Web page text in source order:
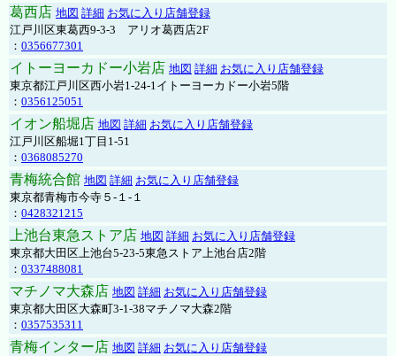
葛西店 地図 詳細 お気に入り店舗登録
江戸川区東葛西9-3-3 アリオ葛西店2F
： 0356677301
イトーヨーカドー小岩店 地図 詳細 お気に入り店舗登録
東京都江戸川区西小岩1-24-1イトーヨーカドー小岩5階
： 0356125051
イオン船堀店 地図 詳細 お気に入り店舗登録
江戸川区船堀1丁目1-51
： 0368085270
青梅統合館 地図 詳細 お気に入り店舗登録
東京都青梅市今寺５-１-１
： 0428321215
上池台東急ストア店 地図 詳細 お気に入り店舗登録
東京都大田区上池台5-23-5東急ストア上池台店2階
： 0337488081
マチノマ大森店 地図 詳細 お気に入り店舗登録
東京都大田区大森町3-1-38マチノマ大森2階
： 0357535311
青梅インター店 地図 詳細 お気に入り店舗登録